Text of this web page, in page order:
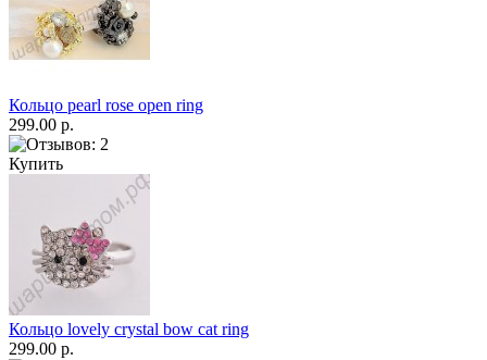
Кольцо pearl rose open ring
299.00 р.
Купить
Кольцо lovely crystal bow cat ring
299.00 р.